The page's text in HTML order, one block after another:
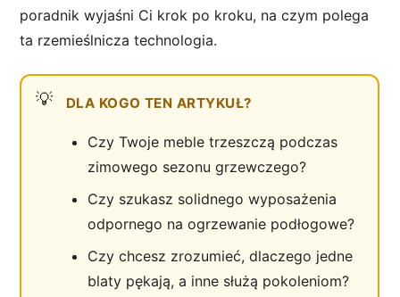
poradnik wyjaśni Ci krok po kroku, na czym polega
ta rzemieślnicza technologia.
DLA KOGO TEN ARTYKUŁ?
Czy Twoje meble trzeszczą podczas
zimowego sezonu grzewczego?
Czy szukasz solidnego wyposażenia
odpornego na ogrzewanie podłogowe?
Czy chcesz zrozumieć, dlaczego jedne
blaty pękają, a inne służą pokoleniom?